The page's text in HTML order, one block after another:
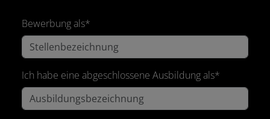
Bewerbung als*
Ich habe eine abgeschlossene Ausbildung als*